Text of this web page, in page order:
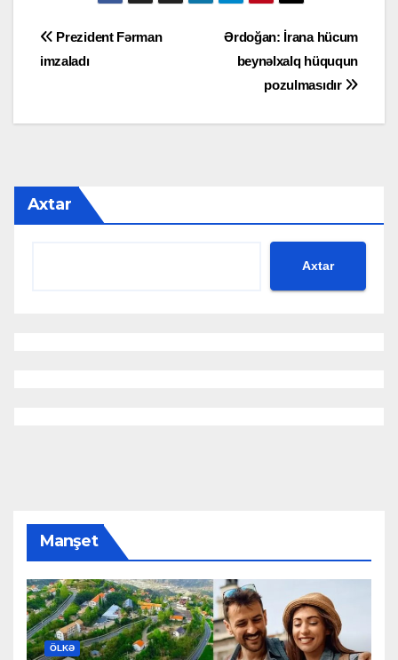
Yazı
Ərdoğan: İrana hücum
beynəlxalq hüququn
pozulmasıdır
Prezident Fərman
imzaladı
Axtar
Axtar
Manşet
ÖLKƏ